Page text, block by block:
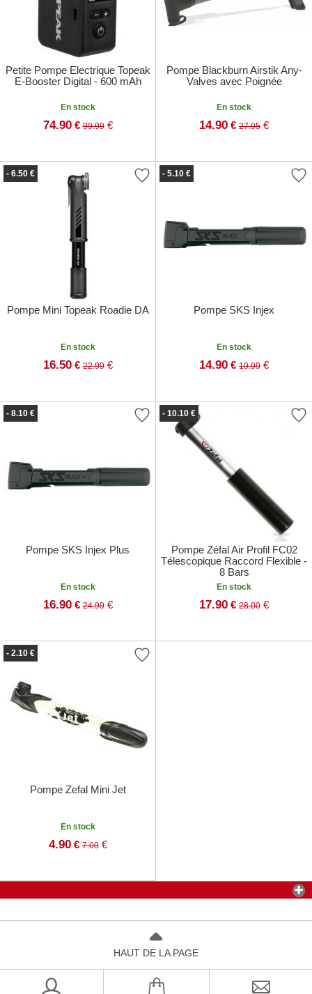
Petite Pompe Electrique Topeak
E-Booster Digital - 600 mAh
En stock
74.90 € 99.99€
Pompe Blackburn Airstik Any-
Valves avec Poignée
En stock
14.90 € 27.95 €
- 6.50 €
Pompe Mini Topeak Roadie DA
En stock
16.50 € 22.99€
- 5.10 €
Pompe SKS Injex
En stock
14.90 € 19.99 €
- 8.10 €
Pompe SKS Injex Plus
En stock
16.90 € 24.99€
- 10.10 €
Pompe Zéfal Air Profil FC02
Télescopique Raccord Flexible -
8 Bars
En stock
17.90 € 28.00 €
- 2.10 €
Pompe Zefal Mini Jet
En stock
4.90 € 7.00€
HAUT DE LA PAGE